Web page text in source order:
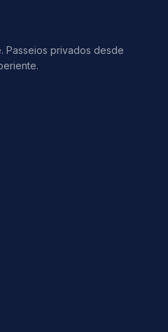
Passeios privados desde